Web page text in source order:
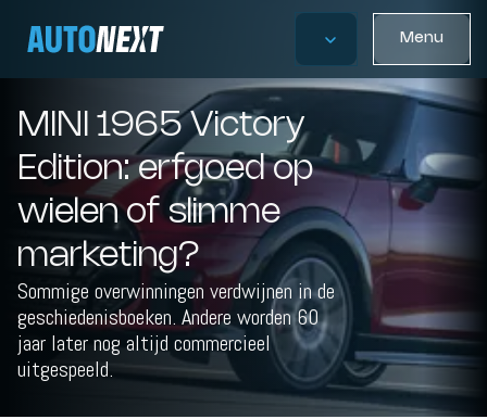
Menu
MINI 1965 Victory
Edition: erfgoed op
wielen of slimme
marketing?
Sommige overwinningen verdwijnen in de
geschiedenisboeken. Andere worden 60
jaar later nog altijd commercieel
uitgespeeld.